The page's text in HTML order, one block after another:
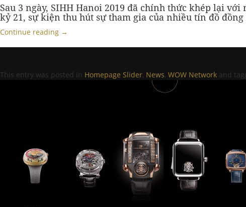
Sau 3 ngày, SIHH Hanoi 2019 đã chính thức khép lại
kỷ 21, sự kiện thu hút sự tham gia của nhiều tín đồ
Continue reading →
This entry was posted in Homepage Slider, News, WOW Network and